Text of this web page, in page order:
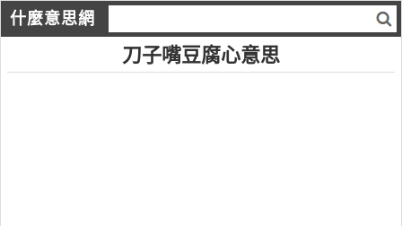
什麼意思網
刀子嘴豆腐心意思